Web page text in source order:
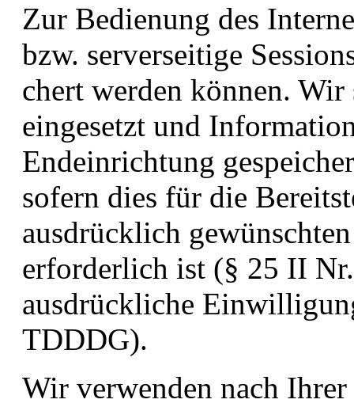
Zur Bedienung des
bzw. serverseitige
chert werden können.
eingesetzt und
Endeinrichtung
sofern dies für die
ausdrücklich
erforderlich ist (§ 25 II
ausdrückliche
TDDDG).
Wir verwenden nach